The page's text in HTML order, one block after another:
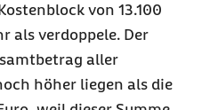
von 13.100
als verdoppele. Der
aller
höher liegen als die